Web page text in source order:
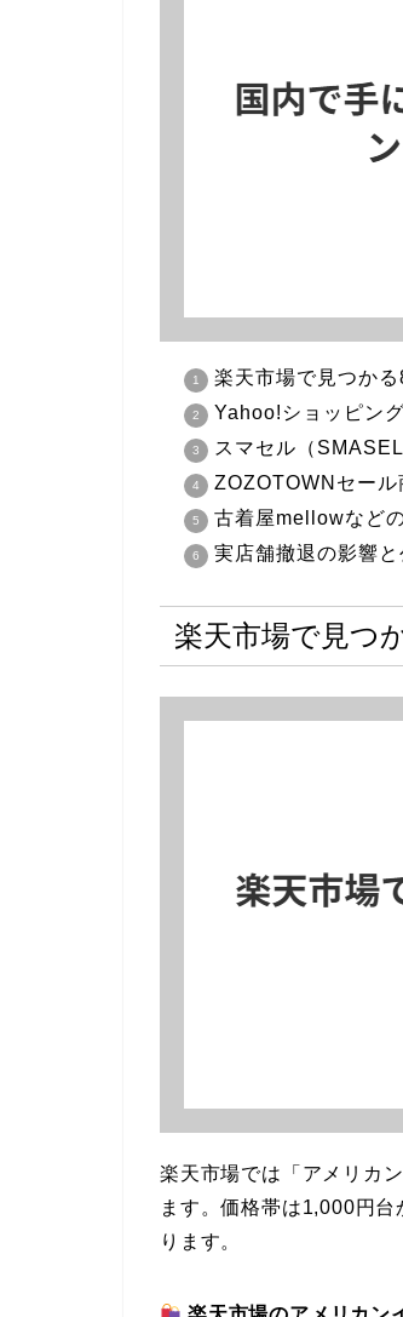
楽天市場で見つか
Yahoo!ショッピン
スマセル（
ZOZOTOWNセー
古着屋mellowなど
実店舗撤退の影響
楽天市場で見つ
楽天市場では「アメリカ
ます。価格帯は1,000円
ります。